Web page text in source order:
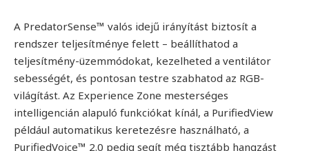
A PredatorSense™ valós idejű irányítást biztosít a
rendszer teljesítménye felett – beállíthatod a
teljesítmény-üzemmódokat, kezelheted a ventilátor
sebességét, és pontosan testre szabhatod az RGB-
világítást. Az Experience Zone mesterséges
intelligencián alapuló funkciókat kínál, a PurifiedView
például automatikus keretezésre használható, a
PurifiedVoice™ 2.0 pedig segít még tisztább hangzást